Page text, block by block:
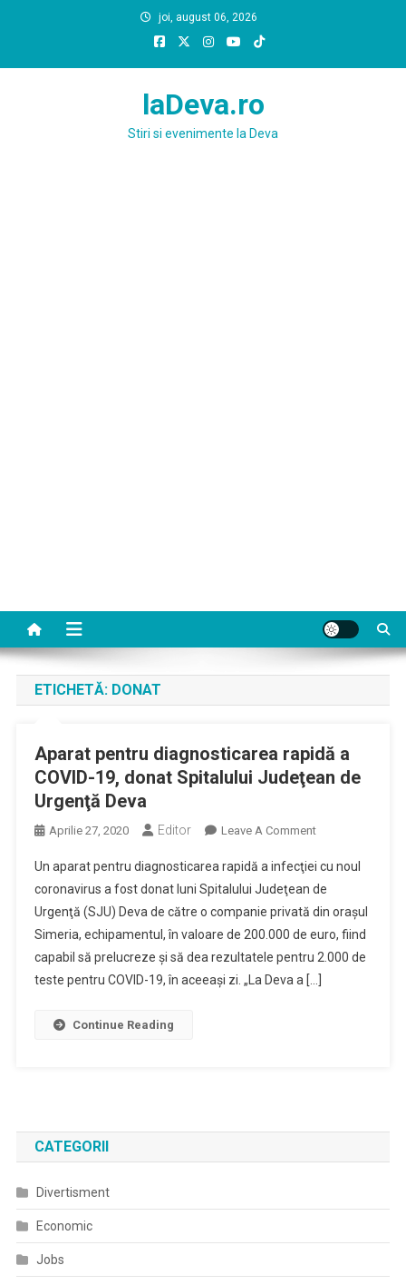
joi, august 06, 2026
laDeva.ro
Stiri si evenimente la Deva
ETICHETĂ: DONAT
Aparat pentru diagnosticarea rapidă a
COVID-19, donat Spitalului Judeţean de
Urgenţă Deva
Aprilie 27, 2020 Editor Leave A CommentOn
Pentru
Diagnosticarea
Rapidă
A
COVID-
19,
Un aparat pentru diagnosticarea rapidă a infecţiei cu noul
coronavirus a fost donat luni Spitalului Judeţean de
Urgenţă (SJU) Deva de către o companie privată din oraşul
Simeria, echipamentul, în valoare de 200.000 de euro, fiind
capabil să prelucreze şi să dea rezultatele pentru 2.000 de
teste pentru COVID-19, în aceeaşi zi. „La Deva a […]
Continue Reading
CATEGORII
Divertisment
Economic
Jobs